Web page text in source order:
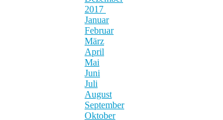
2017
Januar
Februar
März
April
Mai
Juni
Juli
August
September
Oktober